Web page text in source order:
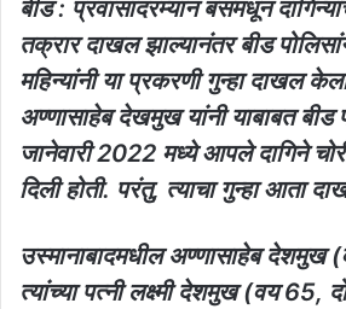
बीड : प्रवासादरम्यान बसमधून
तक्रार दाखल झाल्यानंतर बीड
महिन्यांनी या प्रकरणी गुन्हा दाखल
अण्णासाहेब देखमुख यांनी याबाबत बीड
जानेवारी 2022 मध्ये आपले दागिने
दिली होती. परंतु, त्याचा गुन्हा आता
उस्मानाबादमधील अण्णासाहेब
त्यांच्या पत्नी लक्ष्मी देशमुख (वय 65,